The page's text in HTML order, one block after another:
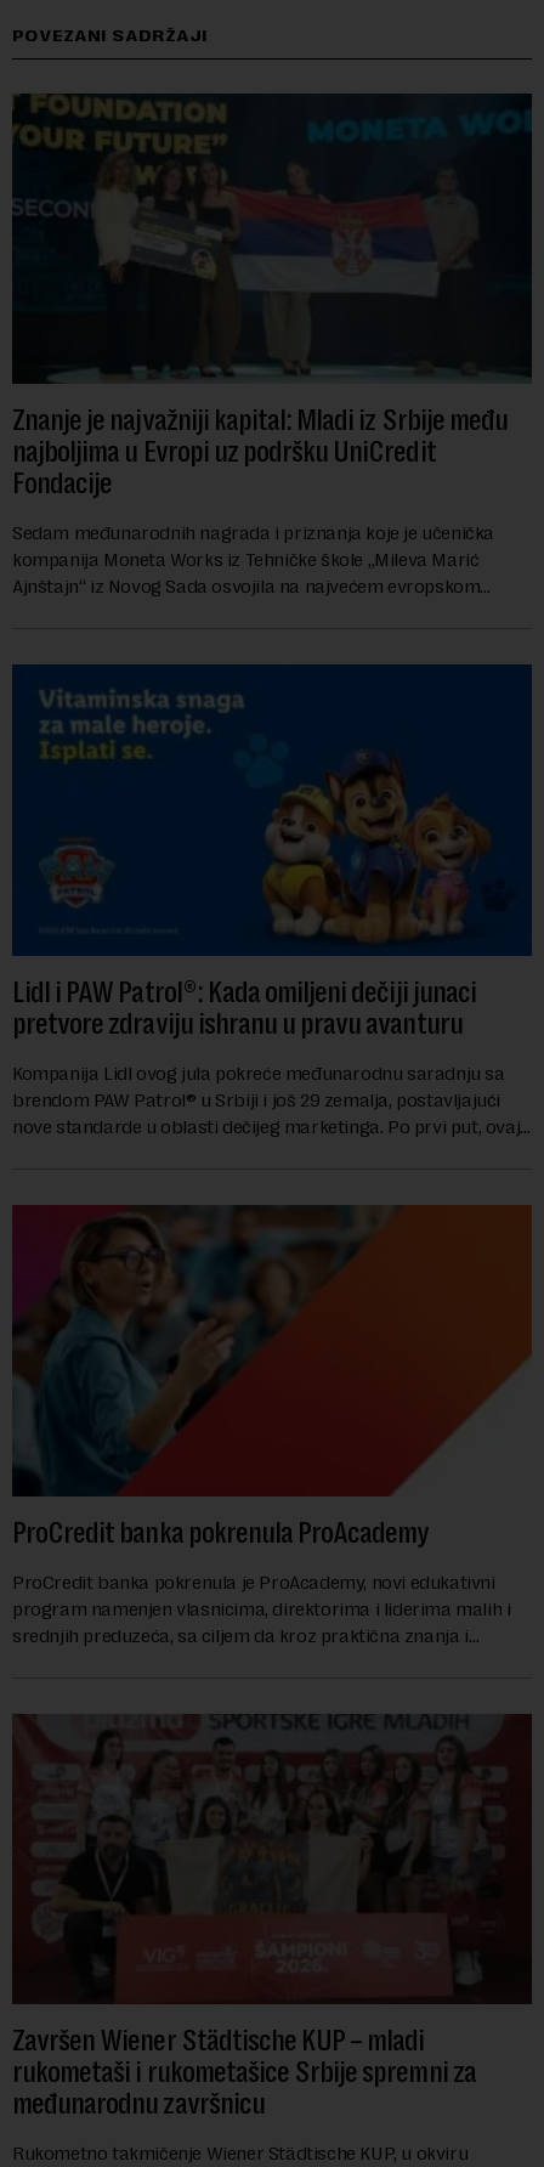
POVEZANI SADRŽAJI
Znanje je najvažniji kapital: Mladi iz Srbije među
najboljima u Evropi uz podršku UniCredit
Fondacije
Sedam međunarodnih nagrada i priznanja koje je učenička
kompanija Moneta Works iz Tehničke škole „Mileva Marić
Ajnštajn“ iz Novog Sada osvojila na najvećem evropskom
Lidl i PAW Patrol®: Kada omiljeni dečiji junaci
pretvore zdraviju ishranu u pravu avanturu
Kompanija Lidl ovog jula pokreće međunarodnu saradnju sa
brendom PAW Patrol® u Srbiji i još 29 zemalja, postavljajući
nove standarde u oblasti dečijeg marketinga. Po prvi put, ovaj
ProCredit banka pokrenula ProAcademy
ProCredit banka pokrenula je ProAcademy, novi edukativni
program namenjen vlasnicima, direktorima i liderima malih i
srednjih preduzeća, sa ciljem da kroz praktična znanja i
Završen Wiener Städtische KUP – mladi
rukometaši i rukometašice Srbije spremni za
međunarodnu završnicu
Rukometno takmičenje Wiener Städtische KUP, u okviru